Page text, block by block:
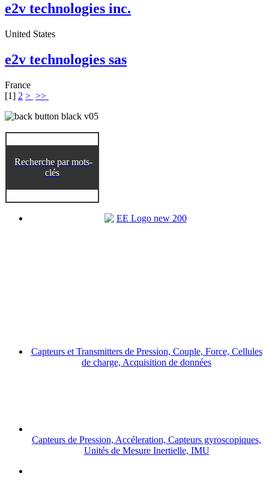
e2v technologies inc.
United States
e2v technologies sas
France
[1] 2 > >>
Recherche par mots-
clés
Capteurs et Transmitters de Pression, Couple, Force, Cellules
de charge, Acquisition de données
Capteurs de Pression, Accéleration, Capteurs gyroscopiques,
Unités de Mesure Inertielle, IMU